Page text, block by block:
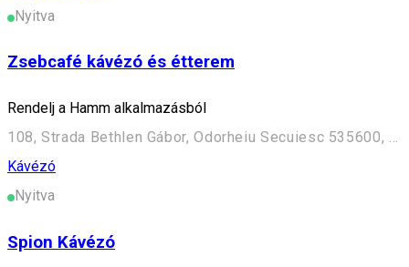
Nyitva
Zsebcafé kávézó és étterem
Rendelj a Hamm alkalmazásból
108, Strada Bethlen Gábor, Odorheiu Secuiesc 535600, Romania
Kávézó
Nyitva
Spion Kávézó